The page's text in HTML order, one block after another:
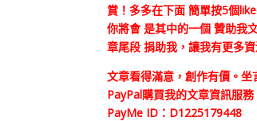
賞！多多在下面 簡單按5個
你將會 是其中的一個 贊助我
章尾段 捐助我，讓我有更多
文章看得滿意，創作有價。
PayPal購買我的文章資訊服務
PayMe ID：D1225179448